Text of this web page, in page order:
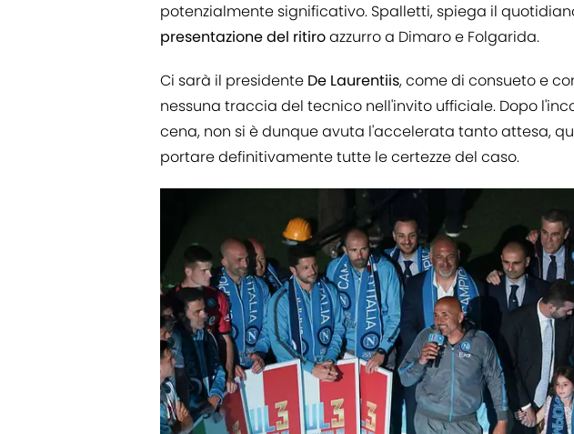
potenzialmente significativo. Spalletti, spiega il
presentazione del ritiroazzurro a Dimaro e Folgarida.
Ci sarà il presidente De Laurentiis, come di consueto e
nessuna traccia del tecnico nell'invito ufficiale. Dopo
cena, non si è dunque avuta l'accelerata tanto attesa,
portare definitivamente tutte le certezze del caso.